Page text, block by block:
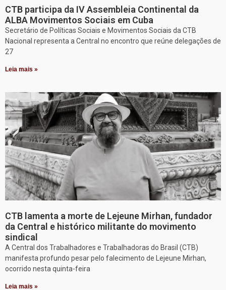
CTB participa da IV Assembleia Continental da
ALBA Movimentos Sociais em Cuba
Secretário de Políticas Sociais e Movimentos Sociais da CTB
Nacional representa a Central no encontro que reúne delegações de
27
Leia mais »
CTB lamenta a morte de Lejeune Mirhan, fundador
da Central e histórico militante do movimento
sindical
A Central dos Trabalhadores e Trabalhadoras do Brasil (CTB)
manifesta profundo pesar pelo falecimento de Lejeune Mirhan,
ocorrido nesta quinta-feira
Leia mais »